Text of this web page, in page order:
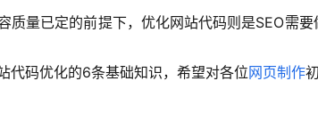
质量已定的前提下，优化网站代码则是SEO需
代码优化的6条基础知识，希望对各位网页制作